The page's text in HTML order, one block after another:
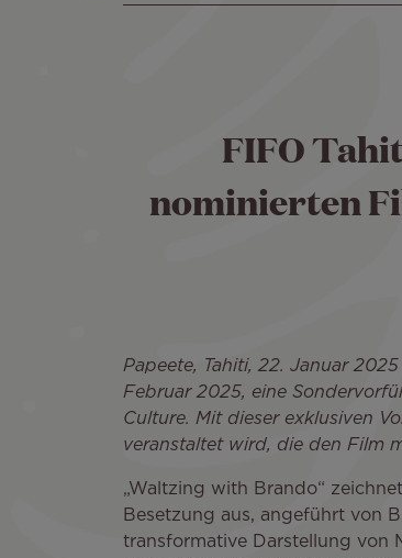
FIFO
nominierten
Papeete, Tahiti, 22. Januar
Februar 2025, eine
Culture. Mit dieser exklusiven
veranstaltet wird, die den Film
„Waltzing with Brando“
Besetzung aus, angeführt von
transformative Darstellung von